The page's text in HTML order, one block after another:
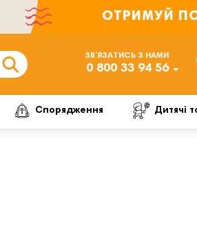
ОТРИМУЙ
ЗВ’ЯЗАТИСЬ З НАМИ
0 800 33 94 56
Спорядження Дитячі